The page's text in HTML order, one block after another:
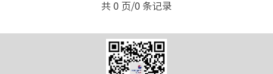
共 0 页/0 条记录